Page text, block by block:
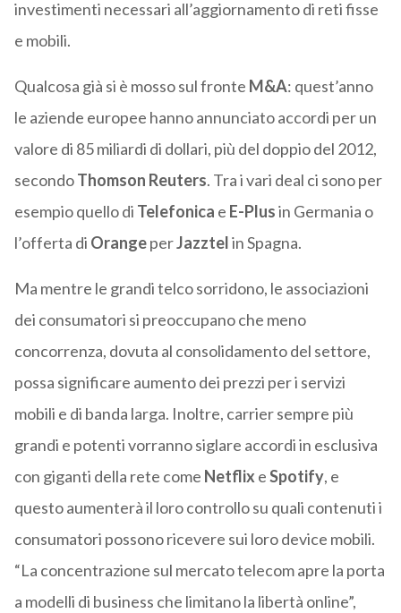
investimenti necessari all’aggiornamento di reti fisse
e mobili.
Qualcosa già si è mosso sul fronte M&A: quest’anno
le aziende europee hanno annunciato accordi per un
valore di 85 miliardi di dollari, più del doppio del 2012,
secondoThomson Reuters. Tra i vari deal ci sono per
esempio quello di Telefonica e E-Plusin Germania o
l’offerta di OrangeperJazztelin Spagna.
Ma mentre le grandi telco sorridono, le associazioni
dei consumatori si preoccupano che meno
concorrenza, dovuta al consolidamento del settore,
possa significare aumento dei prezzi per i servizi
mobili e di banda larga. Inoltre, carrier sempre più
grandi e potenti vorranno siglare accordi in esclusiva
con giganti della rete come NetflixeSpotify, e
questo aumenterà il loro controllo su quali contenuti i
consumatori possono ricevere sui loro device mobili.
“La concentrazione sul mercato telecom apre la porta
a modelli di business che limitano la libertà online”,